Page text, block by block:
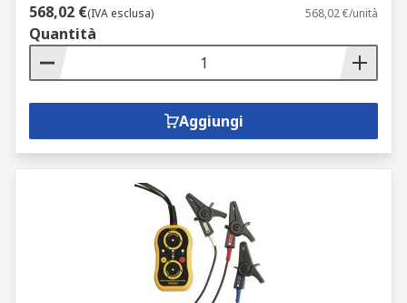
568,02 €(IVA esclusa) 568,02 €/unità
Quantità
Aggiungi